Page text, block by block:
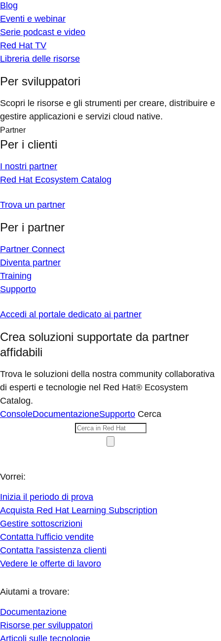
Blog
Eventi e webinar
Serie podcast e video
Red Hat TV
Libreria delle risorse
Per sviluppatori
Scopri le risorse e gli strumenti per creare, distribuire e
gestire applicazioni e servizi cloud native.
Partner
Per i clienti
I nostri partner
Red Hat Ecosystem Catalog
Trova un partner
Per i partner
Partner Connect
Diventa partner
Training
Supporto
Accedi al portale dedicato ai partner
Crea soluzioni supportate da partner
affidabili
Trova le soluzioni della nostra community collaborativa
di esperti e tecnologie nel Red Hat® Ecosystem
Catalog.
ConsoleDocumentazioneSupporto Cerca
Vorrei:
Inizia il periodo di prova
Acquista Red Hat Learning Subscription
Gestire sottoscrizioni
Contatta l'ufficio vendite
Contatta l'assistenza clienti
Vedere le offerte di lavoro
Aiutami a trovare:
Documentazione
Risorse per sviluppatori
Articoli sulle tecnologie